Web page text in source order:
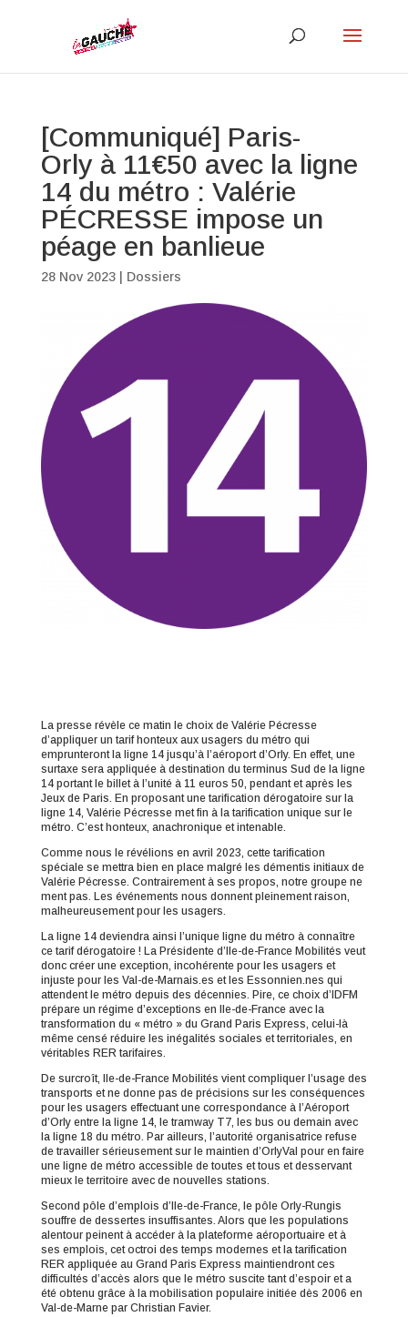
[Communiqué] Paris-
Orly à 11€50 avec la ligne
14 du métro : Valérie
PÉCRESSE impose un
péage en banlieue
28 Nov 2023| Dossiers
La presse révèle ce matin le choix de Valérie Pécresse
d’appliquer un tarif honteux aux usagers du métro qui
emprunteront la ligne 14 jusqu’à l’aéroport d’Orly. En effet, une
surtaxe sera appliquée à destination du terminus Sud de la ligne
14 portant le billet à l’unité à 11 euros 50, pendant et après les
Jeux de Paris. En proposant une tarification dérogatoire sur la
ligne 14, Valérie Pécresse met fin à la tarification unique sur le
métro. C’est honteux, anachronique et intenable.
Comme nous le révélions en avril 2023, cette tarification
spéciale se mettra bien en place malgré les démentis initiaux de
Valérie Pécresse. Contrairement à ses propos, notre groupe ne
ment pas. Les événements nous donnent pleinement raison,
malheureusement pour les usagers.
La ligne 14 deviendra ainsi l’unique ligne du métro à connaître
ce tarif dérogatoire ! La Présidente d’Ile-de-France Mobilités veut
donc créer une exception, incohérente pour les usagers et
injuste pour les Val-de-Marnais.es et les Essonnien.nes qui
attendent le métro depuis des décennies. Pire, ce choix d’IDFM
prépare un régime d’exceptions en Ile-de-France avec la
transformation du « métro » du Grand Paris Express, celui-là
même censé réduire les inégalités sociales et territoriales, en
véritables RER tarifaires.
De surcroît, Ile-de-France Mobilités vient compliquer l’usage des
transports et ne donne pas de précisions sur les conséquences
pour les usagers effectuant une correspondance à l’Aéroport
d’Orly entre la ligne 14, le tramway T7, les bus ou demain avec
la ligne 18 du métro. Par ailleurs, l’autorité organisatrice refuse
de travailler sérieusement sur le maintien d’OrlyVal pour en faire
une ligne de métro accessible de toutes et tous et desservant
mieux le territoire avec de nouvelles stations.
Second pôle d’emplois d’Ile-de-France, le pôle Orly-Rungis
souffre de dessertes insuffisantes. Alors que les populations
alentour peinent à accéder à la plateforme aéroportuaire et à
ses emplois, cet octroi des temps modernes et la tarification
RER appliquée au Grand Paris Express maintiendront ces
difficultés d’accès alors que le métro suscite tant d’espoir et a
été obtenu grâce à la mobilisation populaire initiée dès 2006 en
Val-de-Marne par Christian Favier.